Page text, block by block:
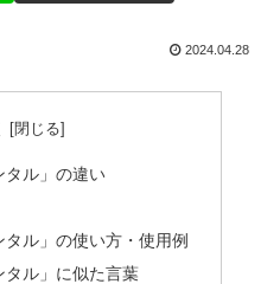
2024.04.28
タル」の違い
タル」の使い方・使用例
タル」に似た言葉